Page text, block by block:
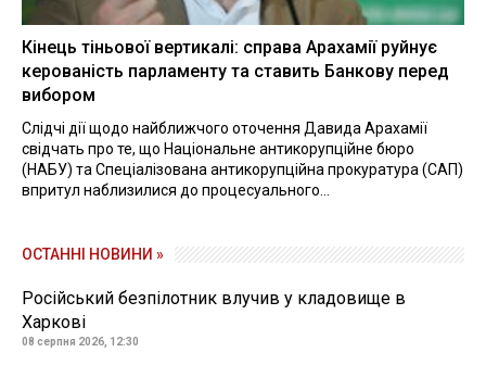
Кінець тіньової вертикалі: справа Арахамії руйнує
керованість парламенту та ставить Банкову перед
вибором
Слідчі дії щодо найближчого оточення Давида Арахамії
свідчать про те, що Національне антикорупційне бюро
(НАБУ) та Спеціалізована антикорупційна прокуратура (САП)
впритул наблизилися до процесуального...
ОСТАННІ НОВИНИ »
Російський безпілотник влучив у кладовище в
Харкові
08 серпня 2026, 12:30